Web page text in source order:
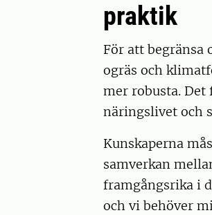
praktik
För att begränsa
ogräs och
mer robusta.
näringslivet och
Kunskaperna
samverkan
framgångsrika i
och vi behöver